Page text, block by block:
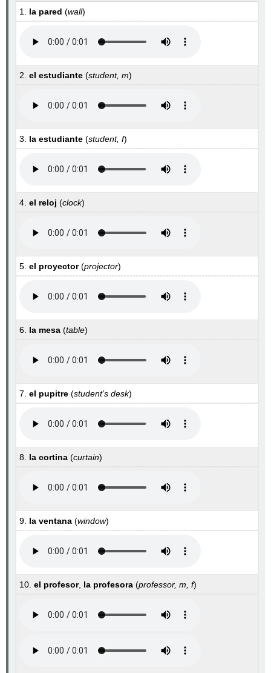
1. la pared (wall)
2.el estudiante (student, m)
3. la estudiante (student, f)
4.el reloj (clock)
5.el proyector(projector)
6. la mesa (table)
7.el pupitre (student’s desk)
8. la cortina (curtain)
9. la ventana (window)
10.el profesor, la profesora (professor, m, f)